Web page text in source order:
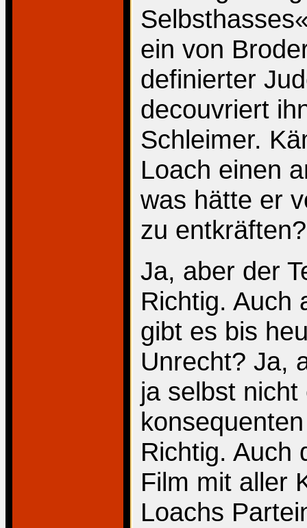
ein von
definierter
decouvriert
Schleimer.
Loach einen
was hätte er
zu entkräften?
Ja, aber der
Richtig. Auch
gibt es bis
Unrecht? Ja,
ja selbst
Richtig. Auch
Film mit aller
Loachs